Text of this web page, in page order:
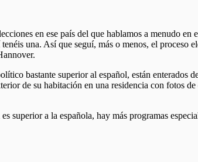
en ese país del que hablamos a menudo
una. Así que seguí, más o menos, el
bastante superior al español, están enterados
de su habitación en una residencia con fotos
superior a la española, hay más programas